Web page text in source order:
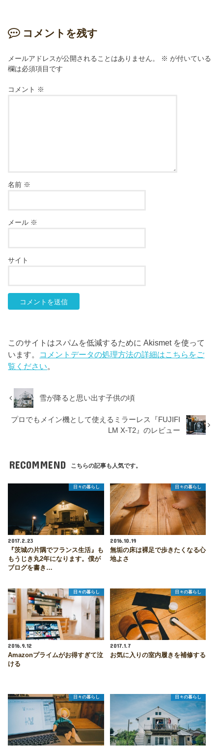
コメントを残す
メールアドレスが公開されることはありません。 ※ が付いている
欄は必須項目です
コメント ※
名前 ※
メール ※
サイト
このサイトはスパムを低減するために Akismet を使って
います。 コメントデータの処理方法の詳細はこちらをご
覧ください。
雪が降ると思い出す子供の頃
プロでもメイン機として使えるミラーレス『FUJIFI
LM X-T2』のレビュー
RECOMMEND こちらの記事も人気です。
日々の暮らし
2017.2.23
『茨城の片隅でフランス生活』も
もうじき丸2年になります。僕が
ブログを書き…
日々の暮らし
2016.10.19
無垢の床は裸足で歩きたくなる心
地よさ
日々の暮らし
2016.9.12
Amazonプライムがお得すぎて泣
ける
日々の暮らし
2017.1.7
お気に入りの室内履きを補修する
日々の暮らし 日々の暮らし